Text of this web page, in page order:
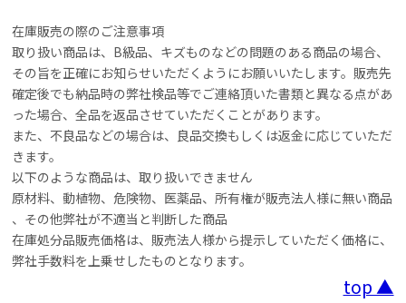
在庫販売の際のご注意事項
取り扱い商品は、B級品、キズものなどの問題のある商品の場合、
その旨を正確にお知らせいただくようにお願いいたします。販売先
確定後でも納品時の弊社検品等でご連絡頂いた書類と異なる点があ
った場合、全品を返品させていただくことがあります。
また、不良品などの場合は、良品交換もしくは返金に応じていただ
きます。
以下のような商品は、取り扱いできません
原材料、動植物、危険物、医薬品、所有権が販売法人様に無い商品
、その他弊社が不適当と判断した商品
在庫処分品販売価格は、販売法人様から提示していただく価格に、
弊社手数料を上乗せしたものとなります。
top ▲